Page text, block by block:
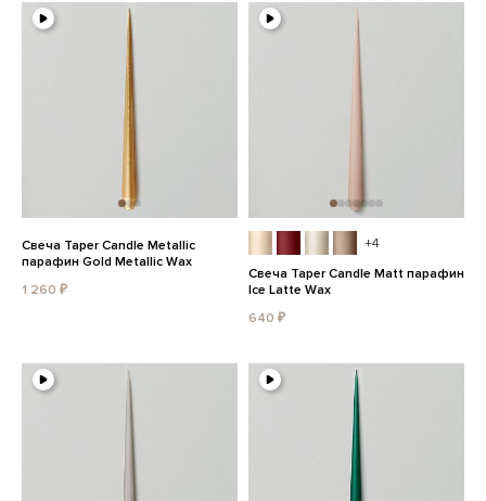
Свеча Taper Candle Metallic
парафин Gold Metallic Wax
1 260 ₽
+4
Свеча Taper Candle Matt парафин
Ice Latte Wax
640 ₽